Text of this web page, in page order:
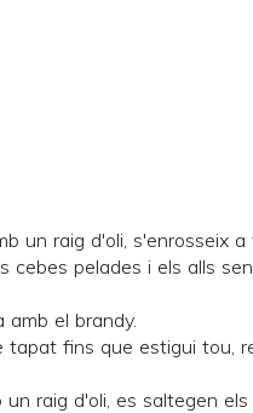
un raig d'oli, s'enrosseix a
cebes pelades i els alls
el brandy.
tapat fins que estigui tou,
raig d'oli, es saltegen els